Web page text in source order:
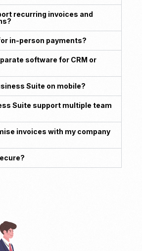
recurring invoices and
in-person payments?
software for CRM or
Suite on mobile?
Suite support multiple team
invoices with my company